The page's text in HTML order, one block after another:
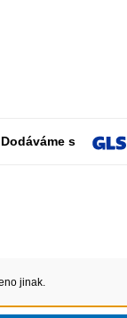
Dodáváme s
jinak.